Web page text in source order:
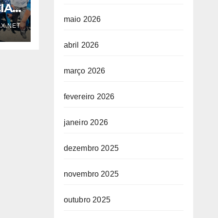
maio 2026
abril 2026
março 2026
fevereiro 2026
janeiro 2026
dezembro 2025
novembro 2025
outubro 2025